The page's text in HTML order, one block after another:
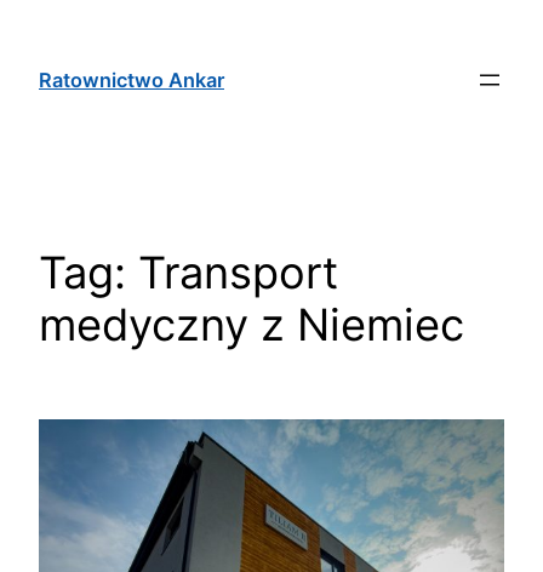
Ratownictwo Ankar
Tag: Transport
medyczny z Niemiec